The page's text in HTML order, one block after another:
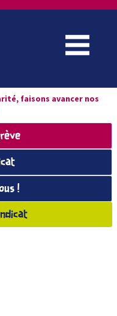
faisons avancer nos
!